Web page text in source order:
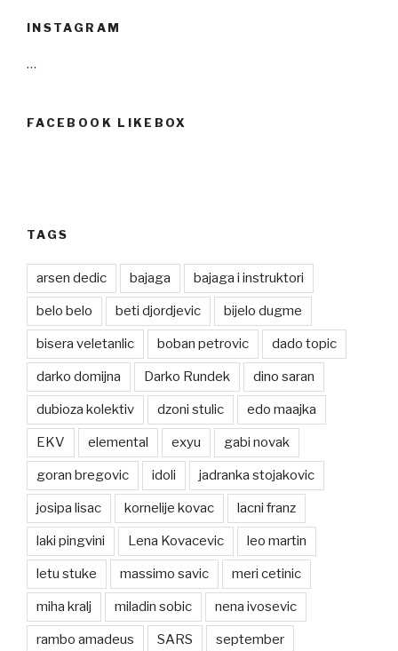
INSTAGRAM
…
FACEBOOK LIKEBOX
TAGS
arsen dedic bajaga bajaga i instruktori
belo belo beti djordjevic bijelo dugme
bisera veletanlic boban petrovic dado topic
darko domijna Darko Rundek dino saran
dubioza kolektiv dzoni stulic edo maajka
EKV elemental exyu gabi novak
goran bregovic idoli jadranka stojakovic
josipa lisac kornelije kovac lacni franz
laki pingvini Lena Kovacevic leo martin
letu stuke massimo savic meri cetinic
miha kralj miladin sobic nena ivosevic
rambo amadeus SARS september